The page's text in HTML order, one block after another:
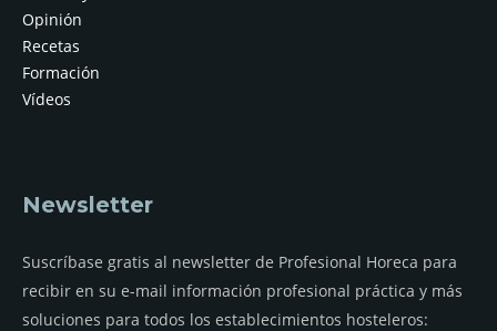
Opinión
Recetas
Formación
Vídeos
Newsletter
Suscríbase gratis al newsletter de Profesional Horeca para
recibir en su e-mail información profesional práctica y más
soluciones para todos los establecimientos hosteleros: